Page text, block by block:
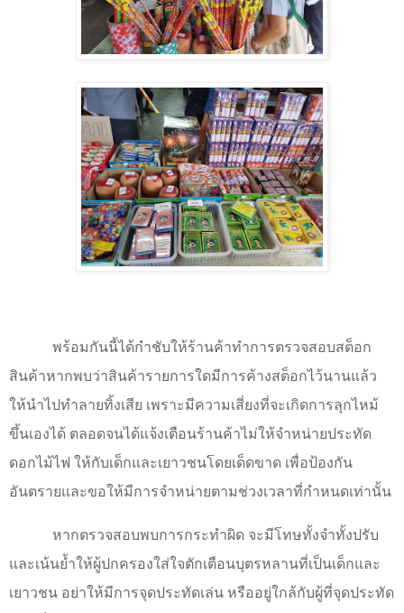
พร้อมกันนี้ได้กำชับให้ร้านค้าทำการตรวจสอบสต็อก
สินค้าหากพบว่าสินค้ารายการใดมีการค้างสต็อกไว้นานแล้ว
ให้นำไปทำลายทิ้งเสีย เพราะมีความเสี่ยงที่จะเกิดการลุกไหม้
ขึ้นเองได้ ตลอดจนได้แจ้งเตือนร้านค้าไม่ให้จำหน่ายประทัด
ดอกไม้ไฟ ให้กับเด็กและเยาวชนโดยเด็ดขาด เพื่อป้องกัน
อันตรายและขอให้มีการจำหน่ายตามช่วงเวลาที่กำหนดเท่านั้น
หากตรวจสอบพบการกระทำผิด จะมีโทษทั้งจำทั้งปรับ
และเน้นย้ำให้ผู้ปกครองใส่ใจตักเตือนบุตรหลานที่เป็นเด็กและ
เยาวชน อย่าให้มีการจุดประทัดเล่น หรืออยู่ใกล้กับผู้ที่จุดประทัด